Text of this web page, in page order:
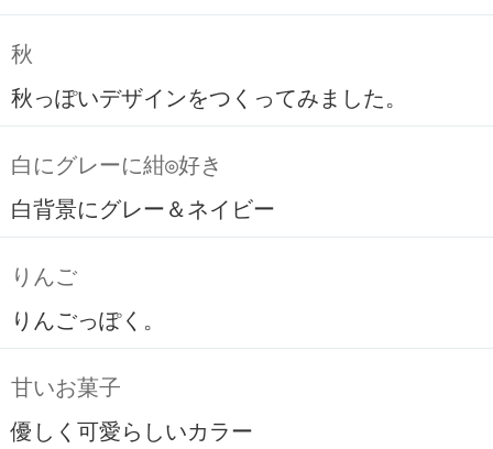
秋
秋っぽいデザインをつくってみました。
白にグレーに紺◎好き
白背景にグレー＆ネイビー
りんご
りんごっぽく。
甘いお菓子
優しく可愛らしいカラー